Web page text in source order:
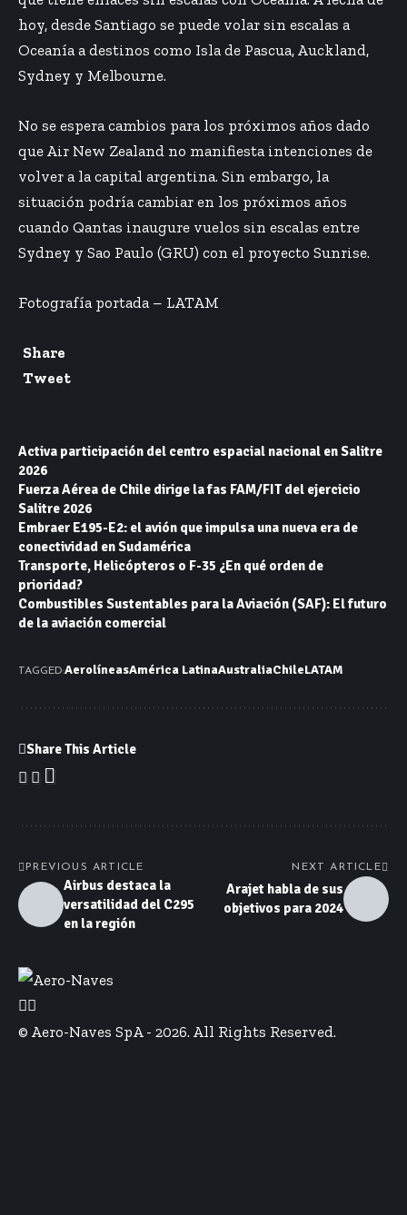
hoy, desde Santiago se puede volar sin escalas a
Oceanía a destinos como Isla de Pascua, Auckland,
Sydney y Melbourne.
No se espera cambios para los próximos años dado
que Air New Zealand no manifiesta intenciones de
volver a la capital argentina. Sin embargo, la
situación podría cambiar en los próximos años
cuando Qantas inaugure vuelos sin escalas entre
Sydney y Sao Paulo (GRU) con el proyecto Sunrise.
Fotografía portada – LATAM
Share
Tweet
Activa participación del centro espacial nacional en Salitre
2026
Fuerza Aérea de Chile dirige la fas FAM/FIT del ejercicio
Salitre 2026
Embraer E195-E2: el avión que impulsa una nueva era de
conectividad en Sudamérica
Transporte, Helicópteros o F-35 ¿En qué orden de
prioridad?
Combustibles Sustentables para la Aviación (SAF): El futuro
de la aviación comercial
TAGGED:AerolíneasAmérica LatinaAustraliaChileLATAM
Share This Article
PREVIOUS ARTICLE
Airbus destaca la
versatilidad del C295
en la región
NEXT ARTICLE
Arajet habla de sus
objetivos para 2024
© Aero-Naves SpA - 2026. All Rights Reserved.